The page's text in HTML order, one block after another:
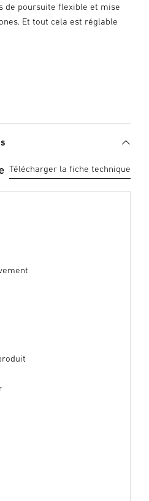
de poursuite flexible et mise
Et tout cela est réglable
Télécharger la fiche technique